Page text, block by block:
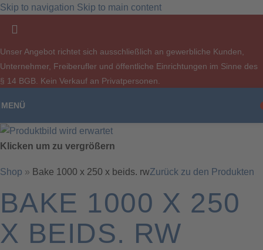
Skip to navigation Skip to main content
Unser Angebot richtet sich ausschließlich an gewerbliche Kunden,
Unternehmer, Freiberufler und öffentliche Einrichtungen im Sinne des
§ 14 BGB. Kein Verkauf an Privatpersonen.
MENÜ
Klicken um zu vergrößern
Shop » Bake 1000 x 250 x beids. rwZurück zu den Produkten
BAKE 1000 X 250
X BEIDS. RW